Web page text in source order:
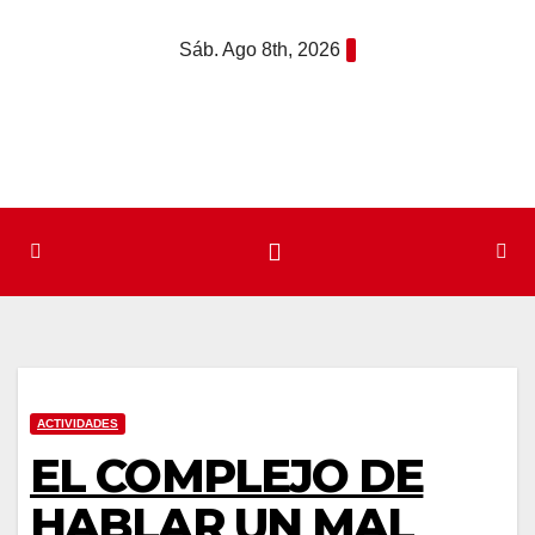
Sáb. Ago 8th, 2026
ACTIVIDADES
EL COMPLEJO DE